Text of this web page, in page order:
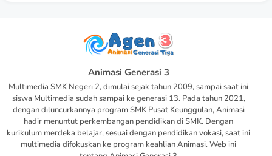
Animasi Generasi 3
Multimedia SMK Negeri 2, dimulai sejak tahun 2009, sampai saat ini
siswa Multimedia sudah sampai ke generasi 13. Pada tahun 2021,
dengan diluncurkannya program SMK Pusat Keunggulan, Animasi
hadir menuntut perkembangan pendidikan di SMK. Dengan
kurikulum merdeka belajar, sesuai dengan pendidikan vokasi, saat ini
multimedia difokuskan ke program keahlian Animasi. Web ini